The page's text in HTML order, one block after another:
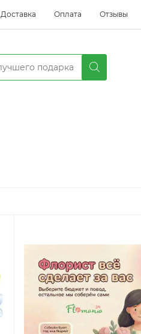
Доставка Оплата Отзывы